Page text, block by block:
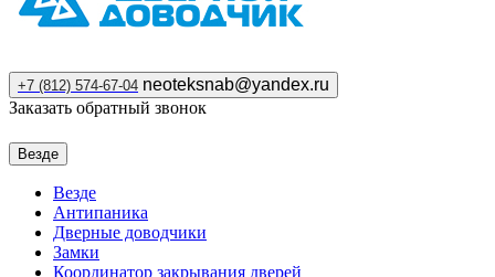
+7 (812) 574-67-04 neoteksnab@yandex.ru
Заказать обратный звонок
Везде
Везде
Антипаника
Дверные доводчики
Замки
Координатор закрывания дверей